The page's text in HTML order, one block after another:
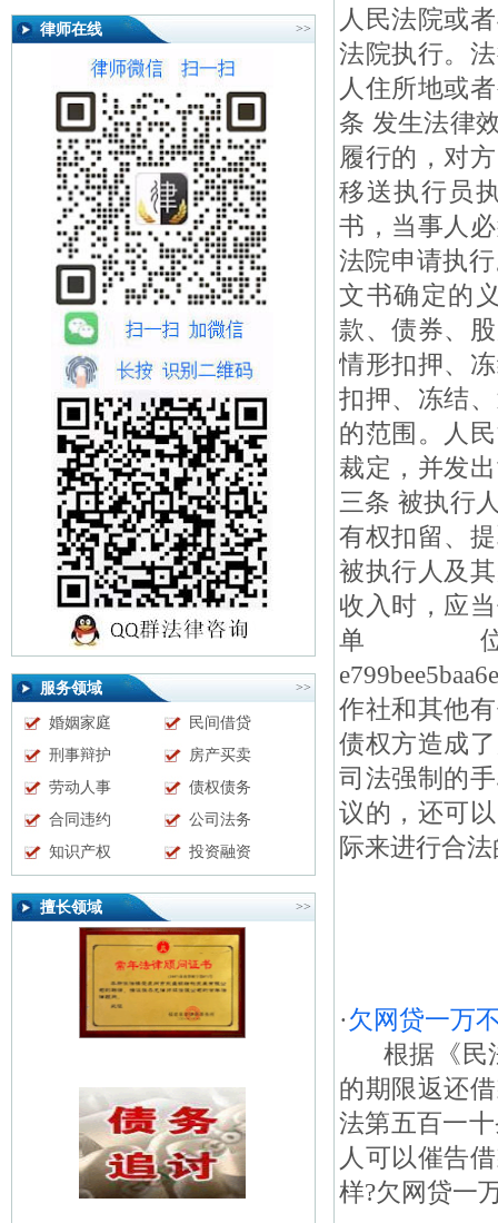
律师在线 >>
服务领域 >>
婚姻家庭
民间借贷
刑事辩护
房产买卖
劳动人事
债权债务
合同违约
公司法务
知识产权
投资融资
擅长领域 >>
人民法院或
法院执行。
人住所地或
条 发生法律
履行的，对
移送执行员
书，当事人
法院申请执
文书确定的
款、债券、
情形扣押、
扣押、冻结
的范围。人
裁定，并发
三条 被执行
有权扣留、
被执行人及
收入时，应
单
作社和其他
债权方造成
司法强制的
议的，还可
际来进行合
·欠网贷一万
根据《民
的期限返还
法第五百一
人可以催告
样?欠网贷一